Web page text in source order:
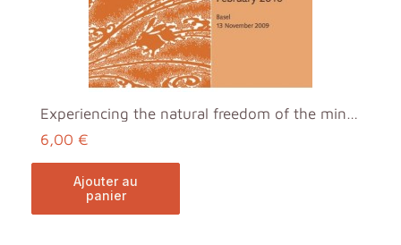
Experiencing the natural freedom of the mind MP3
6,00 €
ajouter au
panier